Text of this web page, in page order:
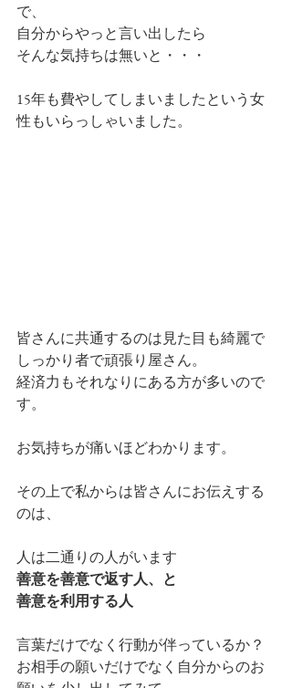
で、
自分からやっと言い出したら
そんな気持ちは無いと・・・
15年も費やしてしまいましたという女
性もいらっしゃいました。
皆さんに共通するのは見た目も綺麗で
しっかり者で頑張り屋さん。
経済力もそれなりにある方が多いので
す。
お気持ちが痛いほどわかります。
その上で私からは皆さんにお伝えする
のは、
人は二通りの人がいます
善意を善意で返す人、と
善意を利用する人
言葉だけでなく行動が伴っているか？
お相手の願いだけでなく自分からのお